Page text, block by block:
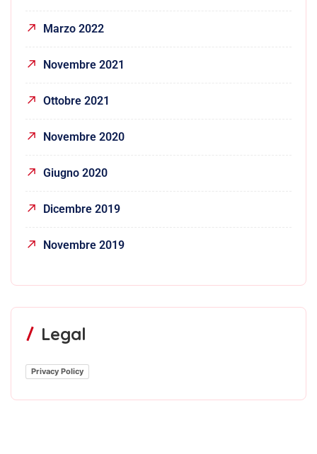
Marzo 2022
Novembre 2021
Ottobre 2021
Novembre 2020
Giugno 2020
Dicembre 2019
Novembre 2019
Legal
Privacy Policy